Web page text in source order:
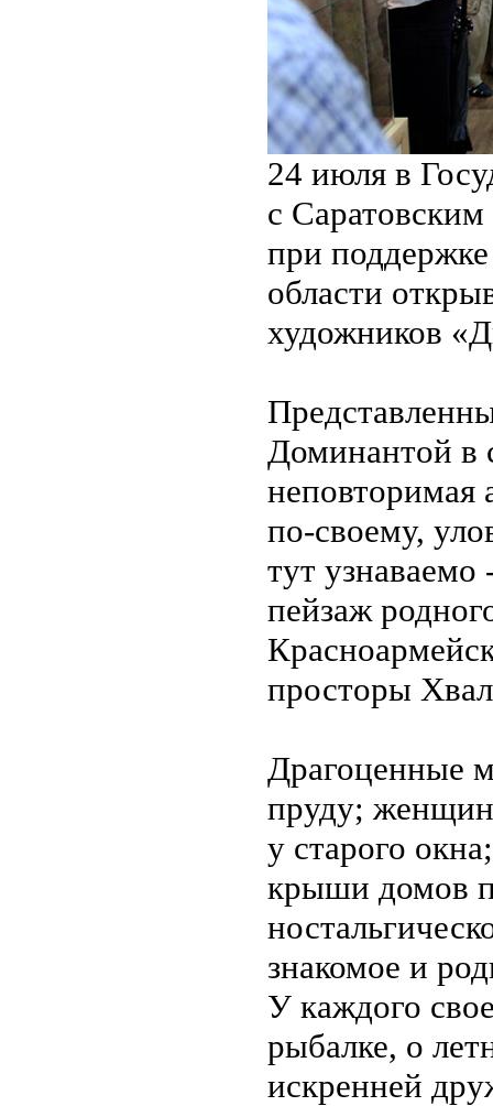
24 июля в
с
при
области
художников
Доминантой в
неповторимая
по-своему,
тут узнаваемо
пейзаж
просторы
Драгоценные
пруду;
у старого
крыши домов
знакомое и
У каждого
рыбалке, о
искренней